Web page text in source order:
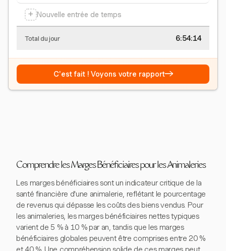
+ Nouvelle entrée de temps
Total du jour 6:54:15
C'est fait ! Voyons votre rapport→
Comprendre les Marges Bénéficiaires pour les Animaleries
Les marges bénéficiaires sont un indicateur critique de la
santé financière d'une animalerie, reflétant le pourcentage
de revenus qui dépasse les coûts des biens vendus. Pour
les animaleries, les marges bénéficiaires nettes typiques
varient de 5 % à 10 % par an, tandis que les marges
bénéficiaires globales peuvent être comprises entre 20 %